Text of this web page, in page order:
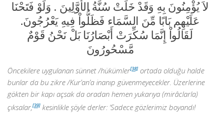
لاَ يُؤْمِنُونَ بِهِ وَقَدْ خَلَتْ سُنَّةُ الأَوَّلِينَ . وَلَوْ فَتَحْنَا
عَلَيْهِم بَابًا مِّنَ السَّمَاء فَظَلُّواْ فِيهِ يَعْرُجُونَ.
لَقَالُواْ إِنَّمَا سُكِّرَتْ أَبْصَارُنَا بَلْ نَحْنُ قَوْمٌ
مَّسْحُورُونَ
Öncekilere uygulanan sünnet /hükümler[38] ortada olduğu halde
bunlar da bu zikre /Kur’an’a inanıp güvenmeyecekler. Üzerlerine
gökten bir kapı açsak da oradan hemen yukarıya (mirâclarla)
çıksalar,[39] kesinlikle şöyle derler: ‘Sadece gözlerimiz boyandı!